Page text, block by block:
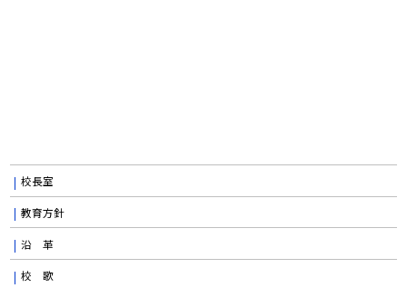
校長室
教育方針
沿 革
校 歌